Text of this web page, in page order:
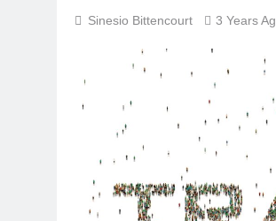
Sinesio Bittencourt 3 Years